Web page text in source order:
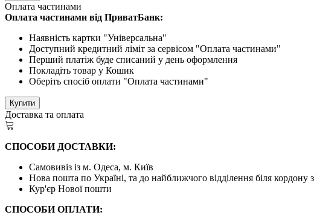
Оплата частинами
Оплата частинами від ПриватБанк:
Наявність картки "Універсальна"
Доступний кредитний ліміт за сервісом "Оплата частинами"
Перший платіж буде списаний у день оформлення
Покладіть товар у Кошик
Оберіть спосіб оплати "Оплата частинами"
Купити
Доставка та оплата
СПОСОБИ ДОСТАВКИ:
Самовивіз із м. Одеса, м. Київ
Нова пошта по Україні, та до найближчого відділення біля кордону
Кур'єр Нової пошти
СПОСОБИ ОПЛАТИ: